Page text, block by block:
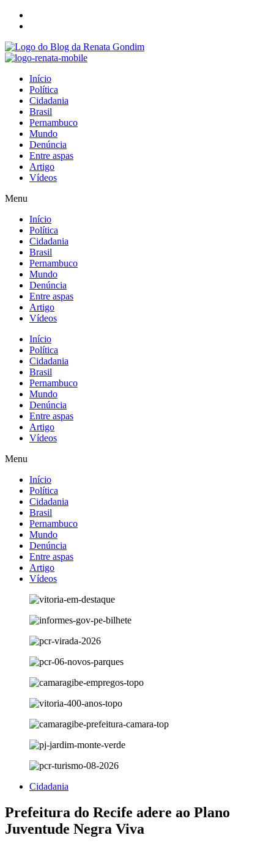
Início
Política
Cidadania
Brasil
Pernambuco
Mundo
Denúncia
Entre aspas
Artigo
Vídeos
Menu
Início
Política
Cidadania
Brasil
Pernambuco
Mundo
Denúncia
Entre aspas
Artigo
Vídeos
Início
Política
Cidadania
Brasil
Pernambuco
Mundo
Denúncia
Entre aspas
Artigo
Vídeos
Menu
Início
Política
Cidadania
Brasil
Pernambuco
Mundo
Denúncia
Entre aspas
Artigo
Vídeos
Cidadania
Prefeitura do Recife adere ao Plano
Juventude Negra Viva